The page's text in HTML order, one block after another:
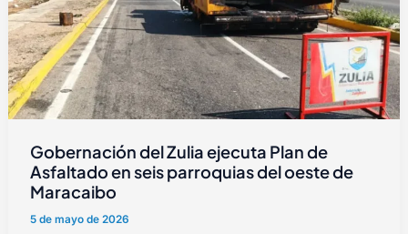
Gobernación del Zulia ejecuta Plan de
Asfaltado en seis parroquias del oeste de
Maracaibo
5 de mayo de 2026